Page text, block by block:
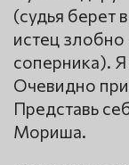
(судья берет
истец злобно
соперника). Я
Очевидно
Представь
Мориша.